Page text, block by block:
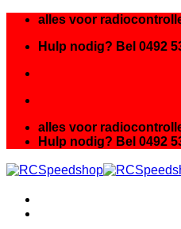
inhoud
alles voor
Hulp nodig? Bel 0492
alles voor
Hulp nodig? Bel 0492